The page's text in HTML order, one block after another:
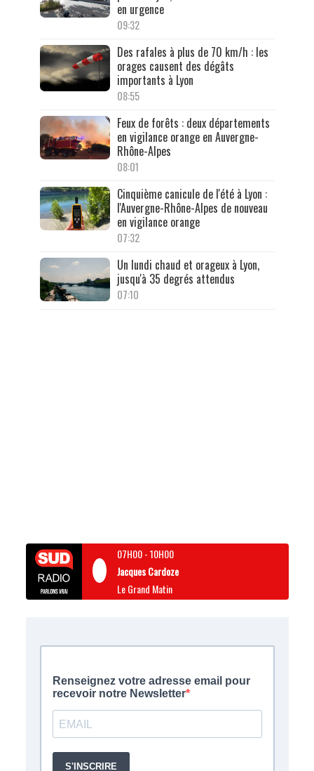
en urgence
09:32
Des rafales à plus de 70 km/h : les
orages causent des dégâts
importants à Lyon
08:55
Feux de forêts : deux départements
en vigilance orange en Auvergne-
Rhône-Alpes
08:01
Cinquième canicule de l'été à Lyon :
l'Auvergne-Rhône-Alpes de nouveau
en vigilance orange
07:32
Un lundi chaud et orageux à Lyon,
jusqu'à 35 degrés attendus
07:10
07H00-10H00
Jacques Cardoze
Le Grand Matin